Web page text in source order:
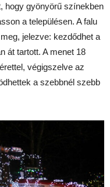
hogy gyönyörű színekben
a településen. A falu
jelezve: kezdődhet a
át tartott. A menet 18
végigszelve az
a szebbnél szebb